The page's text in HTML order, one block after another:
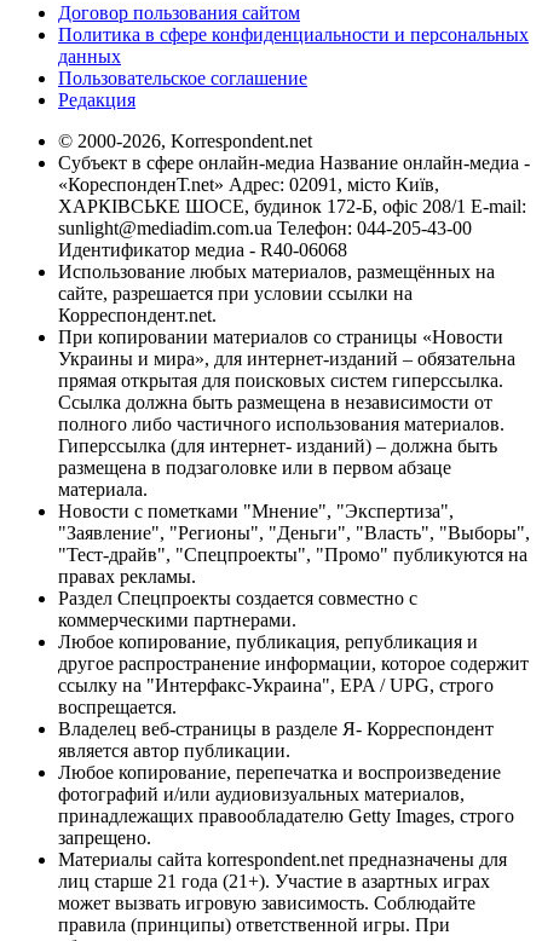
Договор пользования сайтом
Политика в сфере конфиденциальности и персональных
данных
Пользовательское соглашение
Редакция
© 2000-2026, Korrespondent.net
Субъект в сфере онлайн-медиа Название онлайн-медиа -
«КореспонденТ.net» Адрес: 02091, місто Київ,
ХАРКІВСЬКЕ ШОСЕ, будинок 172-Б, офіс 208/1 E-mail:
sunlight@mediadim.com.ua Телефон: 044-205-43-00
Идентификатор медиа - R40-06068
Использование любых материалов, размещённых на
сайте, разрешается при условии ссылки на
Корреспондент.net.
При копировании материалов со страницы «Новости
Украины и мира», для интернет-изданий – обязательна
прямая открытая для поисковых систем гиперссылка.
Ссылка должна быть размещена в независимости от
полного либо частичного использования материалов.
Гиперссылка (для интернет- изданий) – должна быть
размещена в подзаголовке или в первом абзаце
материала.
Новости с пометками "Мнение", "Экспертиза",
"Заявление", "Регионы", "Деньги", "Власть", "Выборы",
"Тест-драйв", "Спецпроекты", "Промо" публикуются на
правах рекламы.
Раздел Спецпроекты создается совместно с
коммерческими партнерами.
Любое копирование, публикация, републикация и
другое распространение информации, которое содержит
ссылку на "Интерфакс-Украина", EPA / UPG, строго
воспрещается.
Владелец веб-страницы в разделе Я- Корреспондент
является автор публикации.
Любое копирование, перепечатка и воспроизведение
фотографий и/или аудиовизуальных материалов,
принадлежащих правообладателю Getty Images, строго
запрещено.
Материалы сайта korrespondent.net предназначены для
лиц старше 21 года (21+). Участие в азартных играх
может вызвать игровую зависимость. Соблюдайте
правила (принципы) ответственной игры. При